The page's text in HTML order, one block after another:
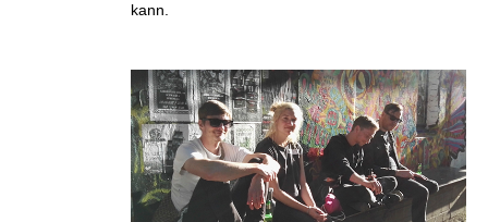
kann.